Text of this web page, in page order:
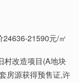
21590元/㎡
村改造项目(A地块
房源获得预售证,许